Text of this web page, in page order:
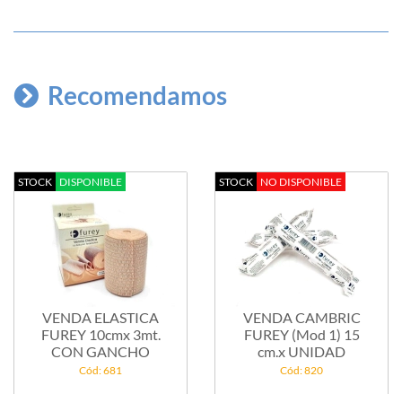
Recomendamos
STOCK DISPONIBLE
VENDA ELASTICA
FUREY 10cmx 3mt.
CON GANCHO
Cód: 681
STOCK NO DISPONIBLE
VENDA CAMBRIC
FUREY (Mod 1) 15
cm.x UNIDAD
Cód: 820